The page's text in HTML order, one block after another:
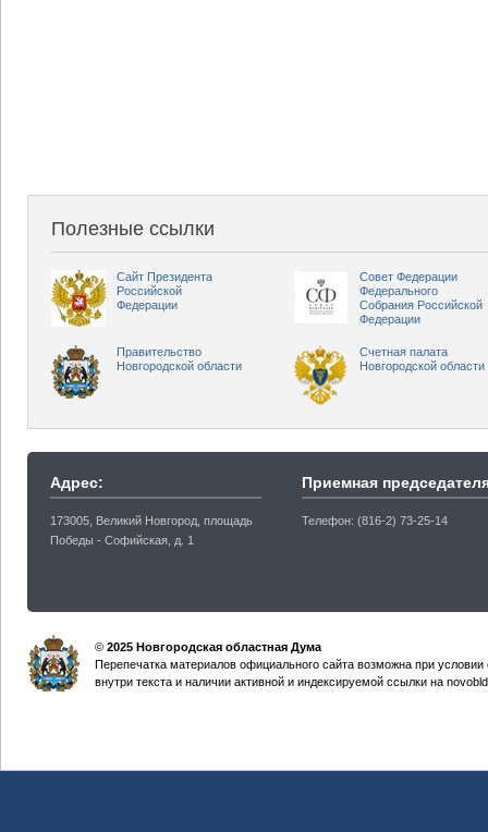
Полезные ссылки
Сайт Президента
Российской
Федерации
Совет Федерации
Федерального
Собрания Российской
Федерации
Правительство
Новгородской области
Счетная палата
Новгородской области
Адрес:
173005, Великий Новгород, площадь
Победы - Софийская, д. 1
Приемная
Телефон: (816-2) 73-25-14
© 2025 Новгородская областная Дума
Перепечатка материалов официального сайта возможна при
внутри текста и наличии активной и индексируемой ссылки на